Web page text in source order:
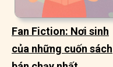
Fan Fiction: Nơi sinh
của những cuốn sách